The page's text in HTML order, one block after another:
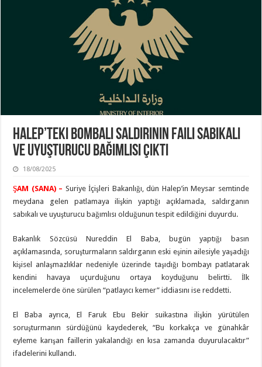
Halep’teki Bombalı Saldırının Faili Sabıkalı
ve Uyuşturucu Bağımlısı Çıktı
18/08/2025
ŞAM (SANA) – Suriye İçişleri Bakanlığı, dün Halep’in Meysar semtinde
meydana gelen patlamaya ilişkin yaptığı açıklamada, saldırganın
sabıkalı ve uyuşturucu bağımlısı olduğunun tespit edildiğini duyurdu.
Bakanlık Sözcüsü Nureddin El Baba, bugün yaptığı basın
açıklamasında, soruşturmaların saldırganın eski eşinin ailesiyle yaşadığı
kişisel anlaşmazlıklar nedeniyle üzerinde taşıdığı bombayı patlatarak
kendini havaya uçurduğunu ortaya koyduğunu belirtti. İlk
incelemelerde öne sürülen “patlayıcı kemer” iddiasını ise reddetti.
El Baba ayrıca, El Faruk Ebu Bekir suikastına ilişkin yürütülen
soruşturmanın sürdüğünü kaydederek, “Bu korkakça ve günahkâr
eyleme karışan faillerin yakalandığı en kısa zamanda duyurulacaktır”
ifadelerini kullandı.